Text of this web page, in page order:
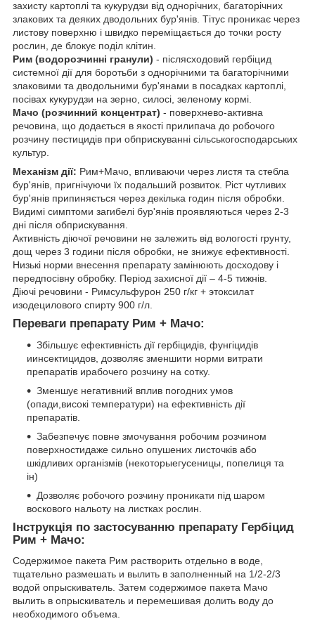
захисту картоплі та кукурудзи від однорічних, багаторічних
злакових та деяких дводольних бур'янів. Тітус проникає через
листову поверхню і швидко переміщається до точки росту
рослин, де блокує поділ клітин.
Рим (водорозчинні гранули) - післясходовий гербіцид
системної дії для боротьби з однорічними та багаторічними
злаковими та дводольними бур'янами в посадках картоплі,
посівах кукурудзи на зерно, силосі, зеленому кормі.
Мачо (розчинний концентрат) - поверхнево-активна
речовина, що додається в якості прилипача до робочого
розчину пестицидів при обприскуванні сільськогосподарських
культур.
Механізм дії: Рим+Мачо, впливаючи через листя та стебла
бур'янів, пригнічуючи їх подальший розвиток. Ріст чутливих
бур'янів припиняється через декілька годин після обробки.
Видимі симптоми загибелі бур'янів проявляються через 2-3
дні після обприскування.
Активність діючої речовини не залежить від вологості грунту,
дощ через 3 години після обробки, не знижує ефективності.
Низькі норми внесення препарату замінюють досходову і
передпосівну обробку. Період захисної дії – 4-5 тижнів.
Діючі речовини - Римсульфурон 250 г/кг + этоксилат
изодецилового спирту 900 г/л.
Переваги препарату Рим + Мачо:
Збільшує ефективність дії гербіцидів, фунгіцидів
иинсектицидов, дозволяє зменшити норми витрати
препаратів ирабочего розчину на сотку.
Зменшує негативний вплив погодних умов
(опади,високі температури) на ефективність дії
препаратів.
Забезпечує повне змочування робочим розчином
поверхностидаже сильно опушених листочків або
шкідливих організмів (некоторыегусеницы, попелиця та
ін)
Дозволяє робочого розчину проникати під шаром
воскового нальоту на листках рослин.
Інструкція по застосуванню препарату Гербіцид
Рим + Мачо:
Содержимое пакета Рим растворить отдельно в воде,
тщательно размешать и вылить в заполненный на 1/2-2/3
водой опрыскиватель. Затем содержимое пакета Мачо
вылить в опрыскиватель и перемешивая долить воду до
необходимого объема.